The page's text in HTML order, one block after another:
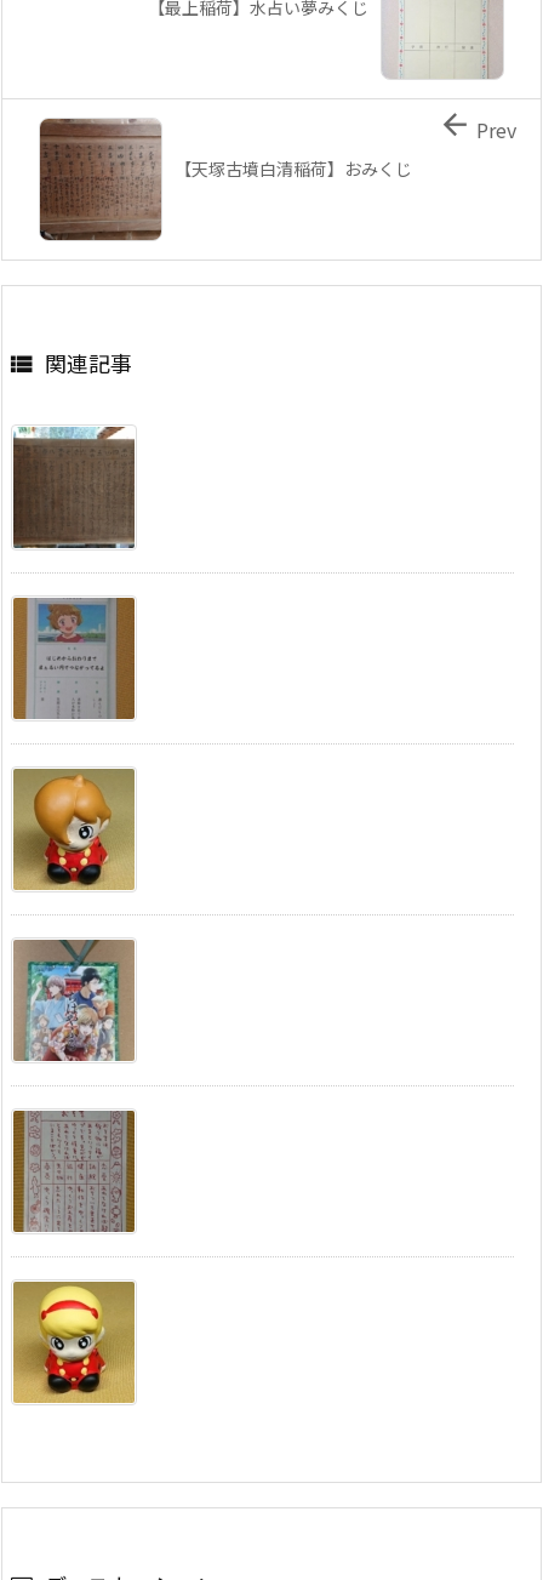
【最上稲荷】水占い夢みくじ
【天塚古墳白清稲荷】おみくじ
 Prev
 関連記事